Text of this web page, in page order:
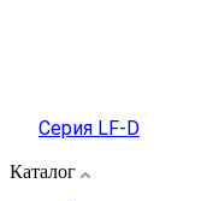
Серия LF-D
Каталог